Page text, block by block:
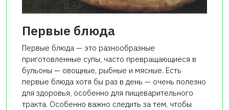
Первые блюда
Первые блюда — это разнообразные
приготовленные супы, часто превращающиеся в
бульоны — овощные, рыбные и мясные. Есть
первые блюда хотя бы раз в день — очень полезно
для здоровья, особенно для пищеварительного
тракта. Особенно важно следить за тем, чтобы